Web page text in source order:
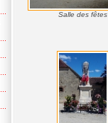
Salle des fêtes